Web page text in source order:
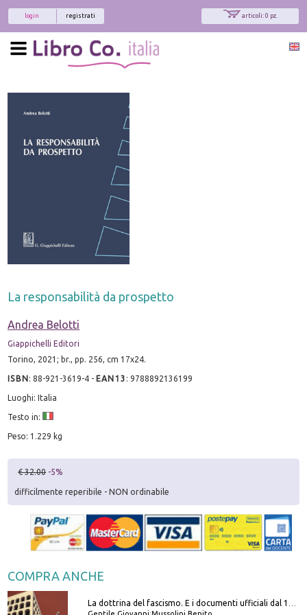
articoli: 0 pz.
registrati
login
La responsabilità da prospetto
Andrea Belotti
Giappichelli Editori
Torino, 2021; br., pp. 256, cm 17x24.
ISBN:88-921-3619-4 - EAN13 :9788892136199
Luoghi: Italia
Testo in:
Peso: 1.229 kg
€ 32.00 -5%
difficilmente reperibile - NON ordinabile
COMPRA ANCHE
Gentile Giovanni;Mussolini Benito